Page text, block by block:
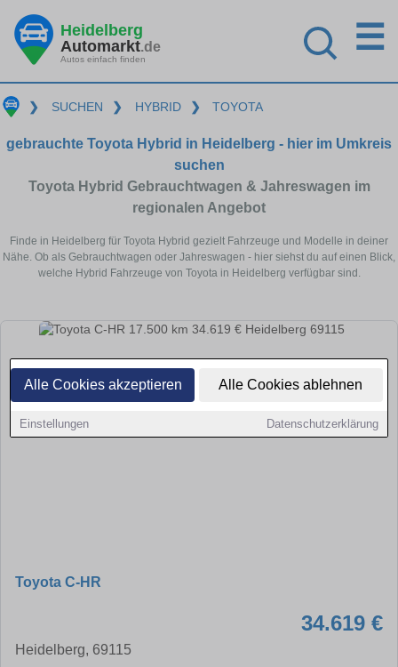
Alle Cookies akzeptieren Alle Cookies ablehnen
Einstellungen Datenschutzerklärung
Heidelberg
Automarkt.de
Autos einfach finden
☰
❯ SUCHEN ❯ HYBRID ❯ TOYOTA
gebrauchte Toyota Hybrid in Heidelberg - hier im Umkreis
suchen
Toyota Hybrid Gebrauchtwagen & Jahreswagen im
regionalen Angebot
Finde in Heidelberg für Toyota Hybrid gezielt Fahrzeuge und Modelle in deiner
Nähe. Ob als Gebrauchtwagen oder Jahreswagen - hier siehst du auf einen Blick,
welche Hybrid Fahrzeuge von Toyota in Heidelberg verfügbar sind.
Toyota C-HR
34.619 €
Heidelberg, 69115